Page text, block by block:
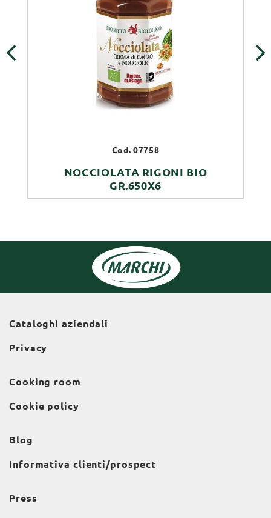
Cod. 07758
NOCCIOLATA RIGONI BIO
GR.650X6
Cataloghi aziendali
Privacy
Cooking room
Cookie policy
Blog
Informativa clienti/prospect
Press